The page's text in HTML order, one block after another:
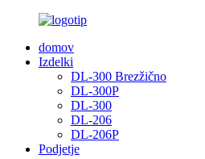
domov
Izdelki
DL-300 Brezžično
DL-300P
DL-300
DL-206
DL-206P
Podjetje